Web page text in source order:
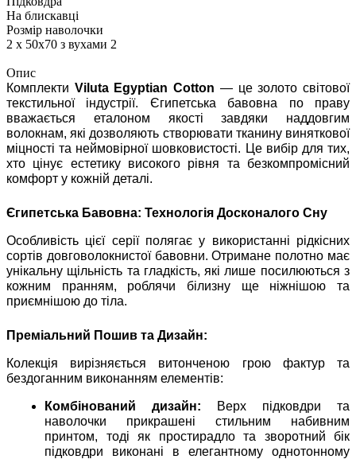
На блискавці
Розмір наволочки
2 х 50х70 з вухами 2
Опис
Комплекти Viluta Egyptian Cotton — це золото світової
текстильної індустрії. Єгипетська бавовна по праву
вважається еталоном якості завдяки наддовгим
волокнам, які дозволяють створювати тканину виняткової
міцності та неймовірної шовковистості. Це вибір для тих,
хто цінує естетику високого рівня та безкомпромісний
комфорт у кожній деталі.
Єгипетська Бавовна: Технологія Досконалого Сну
Особливість цієї серії полягає у використанні рідкісних
сортів довговолокнистої бавовни. Отримане полотно має
унікальну щільність та гладкість, які лише посилюються з
кожним пранням, роблячи білизну ще ніжнішою та
приємнішою до тіла.
Преміальний Пошив та Дизайн:
Колекція вирізняється витонченою грою фактур та
бездоганним виконанням елементів:
Комбінований дизайн: Верх підковдри та
наволочки прикрашені стильним набивним
принтом, тоді як простирадло та зворотний бік
підковдри виконані в елегантному однотонному